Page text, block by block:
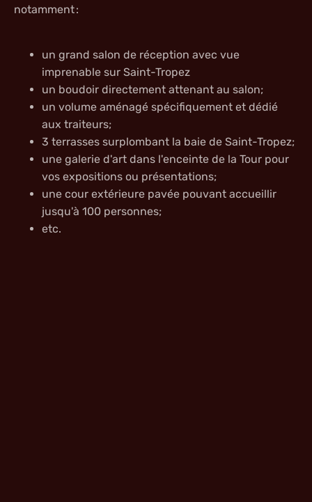
notamment :
un grand salon de réception avec vue
imprenable sur Saint-Tropez
un boudoir directement attenant au salon;
un volume aménagé spécifiquement et dédié
aux traiteurs;
3 terrasses surplombant la baie de Saint-Tropez;
une galerie d'art dans l'enceinte de la Tour pour
vos expositions ou présentations;
une cour extérieure pavée pouvant accueillir
jusqu'à 100 personnes;
etc.